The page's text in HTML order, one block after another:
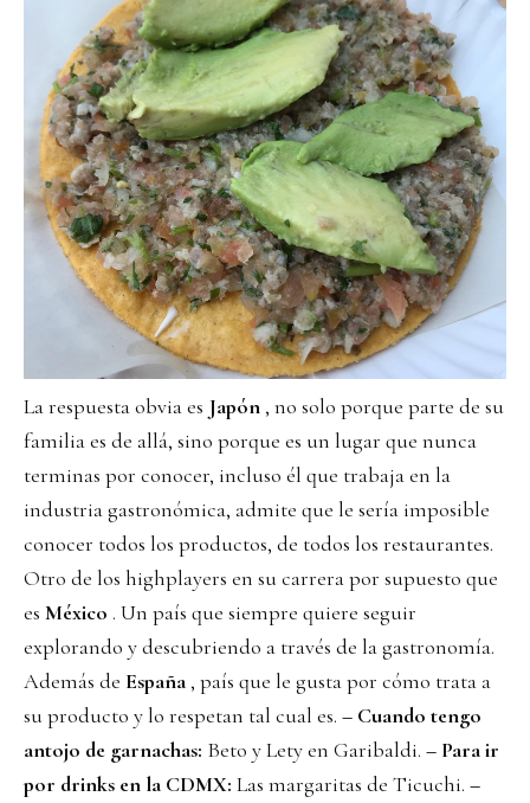
La respuesta obvia es Japón , no solo porque parte de su
familia es de allá, sino porque es un lugar que nunca
terminas por conocer, incluso él que trabaja en la
industria gastronómica, admite que le sería imposible
conocer todos los productos, de todos los restaurantes.
Otro de los highplayers en su carrera por supuesto que
es México . Un país que siempre quiere seguir
explorando y descubriendo a través de la gastronomía.
Además de España , país que le gusta por cómo trata a
su producto y lo respetan tal cual es. – Cuando tengo
antojo de garnachas: Beto y Lety en Garibaldi. – Para ir
por drinks en la CDMX: Las margaritas de Ticuchi. –